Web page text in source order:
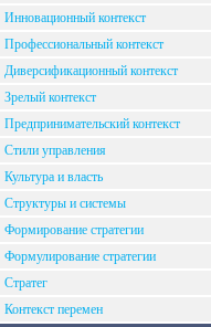
Инновационный контекст
Профессиональный контекст
Диверсификационный контекст
Зрелый контекст
Предпринимательский контекст
Стили управления
Культура и власть
Структуры и системы
Формирование стратегии
Формулирование стратегии
Стратег
Контекст перемен